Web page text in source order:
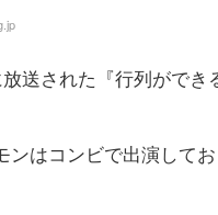
送された『行列ができ
ンはコンビで出演してお